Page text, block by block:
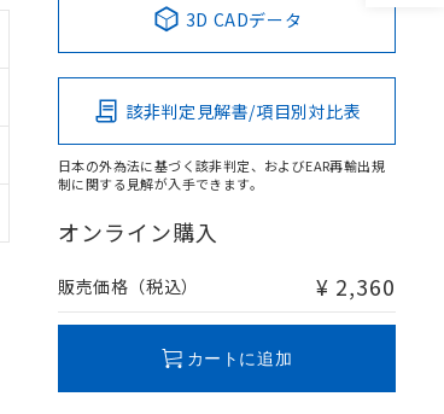
3D CADデータ
該非判定見解書/項目別対比表
日本の外為法に基づく該非判定、およびEAR再輸出規
制に関する見解が入手できます。
オンライン購入
販売価格（税込） ¥ 2,360
カートに追加